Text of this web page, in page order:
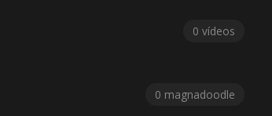
0 vídeos
0 magnadoodle